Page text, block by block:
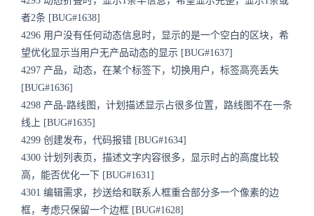
者2条 [BUG#1638]
4296 用户没有任何动态信息时，显示的是一个空白的区块，希
望优化显示当用户无产品动态的显示 [BUG#1637]
4297 产品，动态，在某个标签下，切换用户，标签高亮丢失
[BUG#1636]
4298 产品-路线图，计划描述显示占很多位置，路线图不在一条
线上 [BUG#1635]
4299 创建发布，代码报错 [BUG#1634]
4300 计划列表页，描述文字内容很多，显示时占的高度比较
高，能否优化一下 [BUG#1631]
4301 编辑需求，抄送给和联系人框重合部分多一个像素的边
框，考虑只保留一个边框 [BUG#1628]